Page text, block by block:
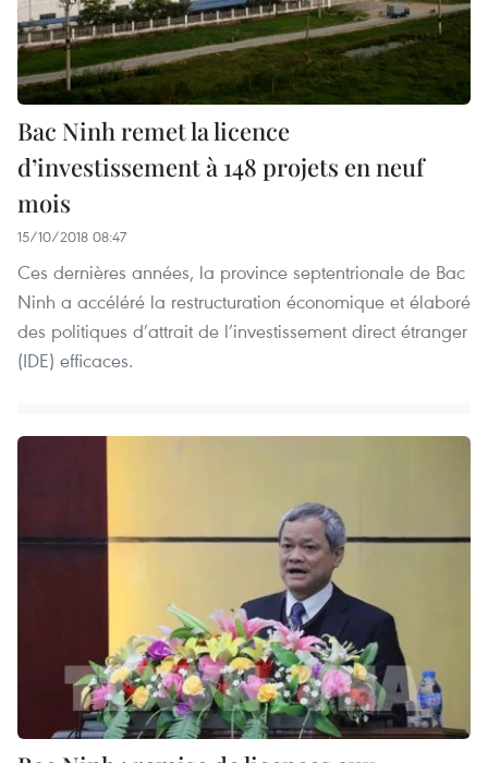
Bac Ninh remet la licence
d’investissement à 148 projets en neuf
mois
15/10/2018 08:47
Ces dernières années, la province septentrionale de Bac
Ninh a accéléré la restructuration économique et élaboré
des politiques d’attrait de l’investissement direct étranger
(IDE) efficaces.